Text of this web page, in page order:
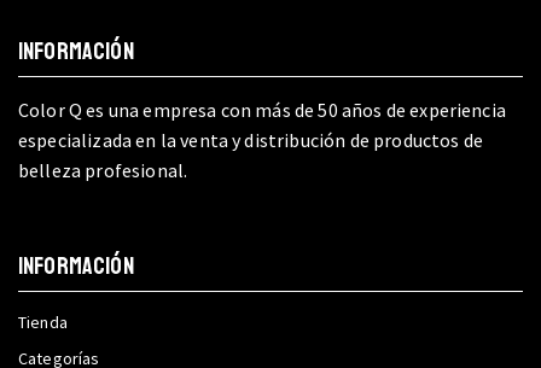
INFORMACIÓN
Color Q es una empresa con más de 50 años de experiencia
especializada en la venta y distribución de productos de
belleza profesional.
INFORMACIÓN
Tienda
Categorías